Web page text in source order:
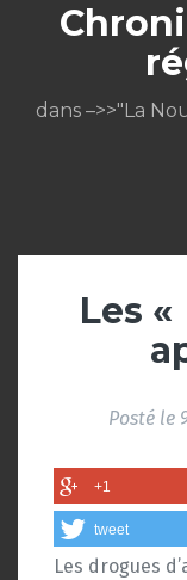
dans –>>"La
Les
Posté le
+1
tweet
Les drogues